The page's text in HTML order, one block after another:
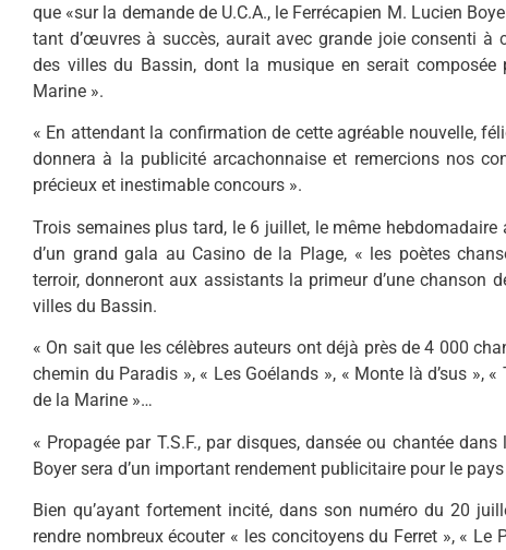
que «sur la demande de U.C.A., le Ferrécapien M. Lucien
tant d’œuvres à succès, aurait avec grande joie consenti à
des villes du Bassin, dont la musique en serait
Marine ».
« En attendant la confirmation de cette agréable nou­velle,
don­nera à la publicité arcachonnaise et remercions nos
précieux et inesti­mable concours ».
Trois semaines plus tard, le 6 juillet, le même
d’un grand gala au Casino de la Plage, « les poètes
terroir, donneront aux assistants la primeur d’une chanson
villes du Bassin.
« On sait que les célèbres auteurs ont déjà près de 4 000
chemin du Paradis », « Les Goélands », « Monte là d’sus »,
de la Marine »…
« Propagée par T.S.F., par disques, dansée ou chantée
Boyer sera d’un important rendement publicitaire pour le pays
Bien qu’ayant fortement incité, dans son numéro du 20
rendre nombreux écouter « les concitoyens du Ferret », « Le